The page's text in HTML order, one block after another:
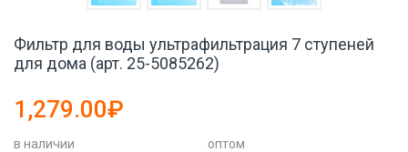
Фильтр для воды ультрафильтрация 7 ступеней
для дома (арт. 25-5085262)
1,279.00₽
в наличии
оптом